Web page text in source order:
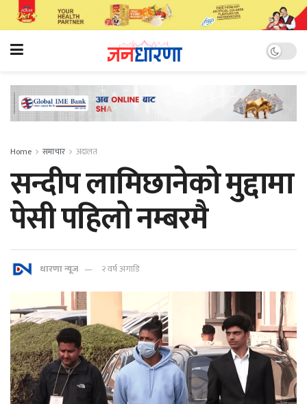
Home समाचार अदालत
सन्दीप लामिछानेको मुद्दामा
पेसी पहिलो नम्बरमै
धारणा न्यूज २ वर्ष अगाडि